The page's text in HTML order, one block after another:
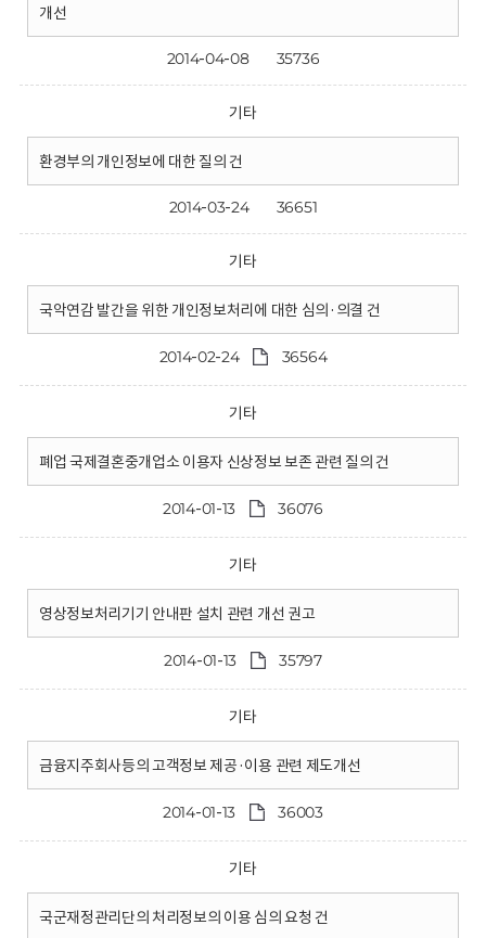
개선
2014-04-08 35736
기타
환경부의 개인정보에 대한 질의 건
2014-03-24 36651
기타
국악연감 발간을 위한 개인정보처리에 대한 심의·의결 건
2014-02-24 36564
기타
폐업 국제결혼중개업소 이용자 신상정보 보존 관련 질의 건
2014-01-13 36076
기타
영상정보처리기기 안내판 설치 관련 개선 권고
2014-01-13 35797
기타
금융지주회사등의 고객정보 제공·이용 관련 제도개선
2014-01-13 36003
기타
국군재정관리단의 처리정보의 이용 심의 요청 건